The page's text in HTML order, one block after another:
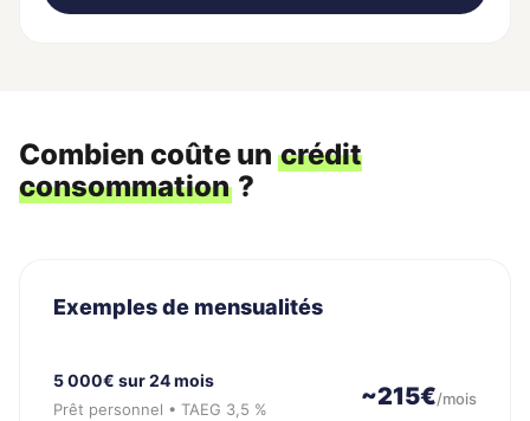
Combien coûte un crédit
consommation ?
Exemples de mensualités
5 000€ sur 24 mois
Prêt personnel • TAEG 3,5 % ~215€/mois